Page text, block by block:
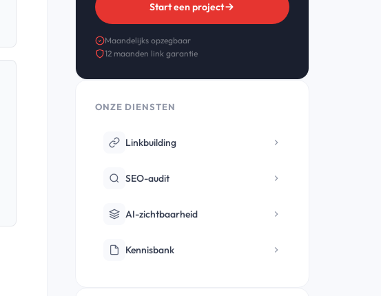
Start een project
Maandelijks opzegbaar
12 maanden link garantie
ONZE DIENSTEN
Linkbuilding
SEO-audit
AI-zichtbaarheid
Kennisbank